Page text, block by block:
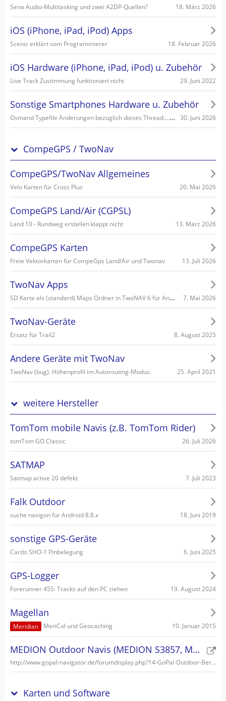
Sena Audio-Multitasking und zwei A2DP-Quellen? 18. März 2026
iOS (iPhone, iPad, iPod) Apps
Scenic erklärt vom Programmierer 18. Februar 2026
iOS Hardware (iPhone, iPad, iPod) u. Zubehör
Live Track Zustimmung funktioniert nicht 29. Juni 2022
Sonstige Smartphones Hardware u. Zubehör
Osmand Typefile Änderungen bezüglich dieses Thread....., mögliche Fehlerquelle warum es nicht gehen kann... 30. Juni 2026
CompeGPS / TwoNav
CompeGPS/TwoNav Allgemeines
Velo Karten für Cross Plus 20. Mai 2026
CompeGPS Land/Air (CGPSL)
Land 10 - Rundweg erstellen klappt nicht 13. März 2026
CompeGPS Karten
Freie Vektorkarten für CompeGps Land/Air und Twonav 13. Juli 2026
TwoNav Apps
SD Karte als (standard) Maps Ordner in TwoNAV 6 für Android einstellen/wählen 7. Mai 2026
TwoNav-Geräte
Ersatz für Trail2 8. August 2025
Andere Geräte mit TwoNav
TwoNav (bug). Höhenprofil im Autorouting-Modus. 25. April 2021
weitere Hersteller
TomTom mobile Navis (z.B. TomTom Rider)
tomTom GO Classic 26. Juli 2026
SATMAP
Satmap active 20 defekt 7. Juli 2023
Falk Outdoor
suche navigon für Android 8.8.x 18. Juni 2019
sonstige GPS-Geräte
Cardo SHO-1 Pinbelegung 6. Juni 2025
GPS-Logger
Forerunner 45S: Tracks auf den PC ziehen 19. August 2024
Magellan
Meridian MeriCol und Geocaching 10. Januar 2015
MEDION Outdoor Navis (MEDION S3857, MEDION S3747)
http://www.gopal-navigator.de/forumdisplay.php?14-GoPal-Outdoor-Bereich
Karten und Software